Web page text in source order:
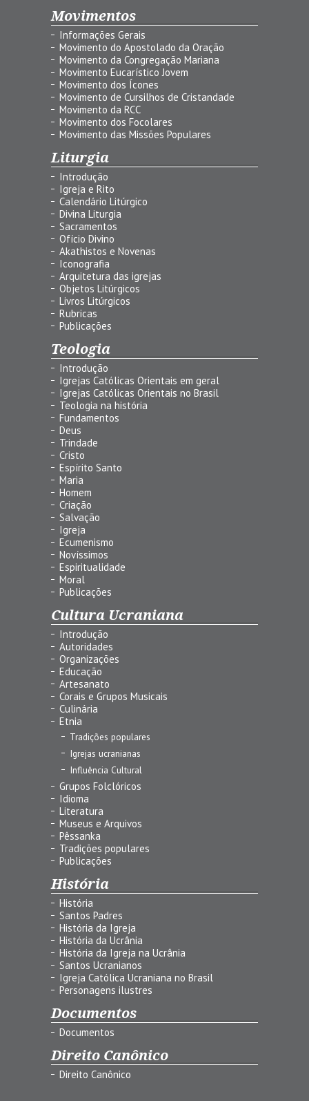
Movimentos
Informações Gerais
Movimento do Apostolado da Oração
Movimento da Congregação Mariana
Movimento Eucarístico Jovem
Movimento dos Ícones
Movimento de Cursilhos de Cristandade
Movimento da RCC
Movimento dos Focolares
Movimento das Missões Populares
Liturgia
Introdução
Igreja e Rito
Calendário Litúrgico
Divina Liturgia
Sacramentos
Ofício Divino
Akathistos e Novenas
Iconografia
Arquitetura das igrejas
Objetos Litúrgicos
Livros Litúrgicos
Rubricas
Publicações
Teologia
Introdução
Igrejas Católicas Orientais em geral
Igrejas Católicas Orientais no Brasil
Teologia na história
Fundamentos
Deus
Trindade
Cristo
Espírito Santo
Maria
Homem
Criação
Salvação
Igreja
Ecumenismo
Novíssimos
Espiritualidade
Moral
Publicações
Cultura Ucraniana
Introdução
Autoridades
Organizações
Educação
Artesanato
Corais e Grupos Musicais
Culinária
Etnia
Tradições populares
Igrejas ucranianas
Influência Cultural
Grupos Folclóricos
Idioma
Literatura
Museus e Arquivos
Pêssanka
Tradições populares
Publicações
História
História
Santos Padres
História da Igreja
História da Ucrânia
História da Igreja na Ucrânia
Santos Ucranianos
Igreja Católica Ucraniana no Brasil
Personagens ilustres
Documentos
Documentos
Direito Canônico
Direito Canônico